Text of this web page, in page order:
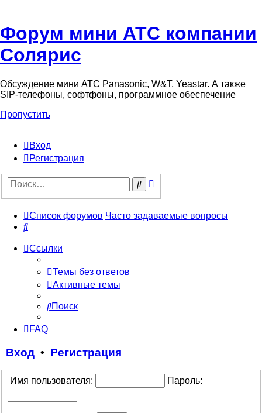
Форум мини АТС компании
Солярис
Обсуждение мини АТС Panasonic, W&T, Yeastar. А также
SIP-телефоны, софтфоны, программное обеспечение
Пропустить
Вход
Регистрация
Поиск
Список форумов Часто задаваемые вопросы
Поиск
Ссылки
Темы без ответов
Активные темы
Поиск
FAQ
Вход • Регистрация
Имя пользователя: Пароль: